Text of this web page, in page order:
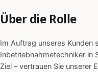
Über die Rolle
Im Auftrag unseres Kunden
Inbetriebnahmetechniker in
Ziel – vertrauen Sie unserer